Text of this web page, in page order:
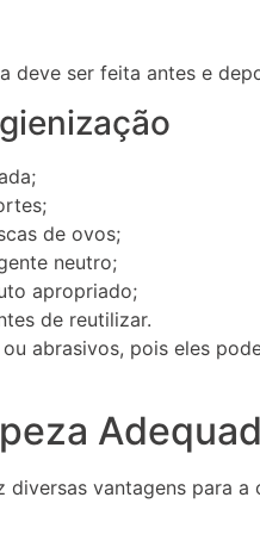
deve ser feita antes e
de ovos;
neutro;
apropriado;
de reutilizar.
abrasivos, pois eles
vantagens para a